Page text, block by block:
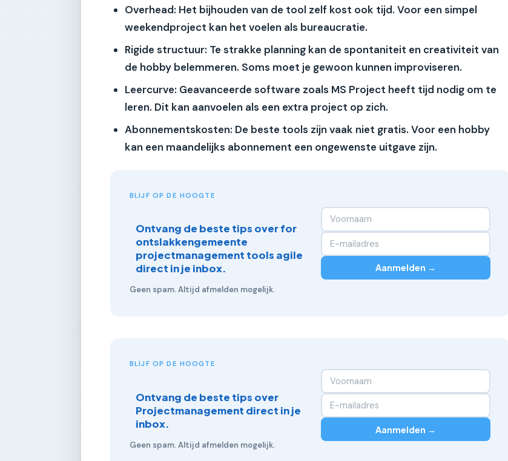
Overhead: Het bijhouden van de tool zelf kost ook tijd. Voor een simpel
weekendproject kan het voelen als bureaucratie.
Rigide structuur: Te strakke planning kan de spontaniteit en creativiteit van
de hobby belemmeren. Soms moet je gewoon kunnen improviseren.
Leercurve: Geavanceerde software zoals MS Project heeft tijd nodig om te
leren. Dit kan aanvoelen als een extra project op zich.
Abonnementskosten: De beste tools zijn vaak niet gratis. Voor een hobby
kan een maandelijks abonnement een ongewenste uitgave zijn.
BLIJF OP DE HOOGTE
Ontvang de beste tips over for
ontslakkengemeente
projectmanagement tools agile
direct in je inbox.
Geen spam. Altijd afmelden mogelijk.
Aanmelden →
BLIJF OP DE HOOGTE
Ontvang de beste tips over
Projectmanagement direct in je
inbox.
Geen spam. Altijd afmelden mogelijk.
Aanmelden →